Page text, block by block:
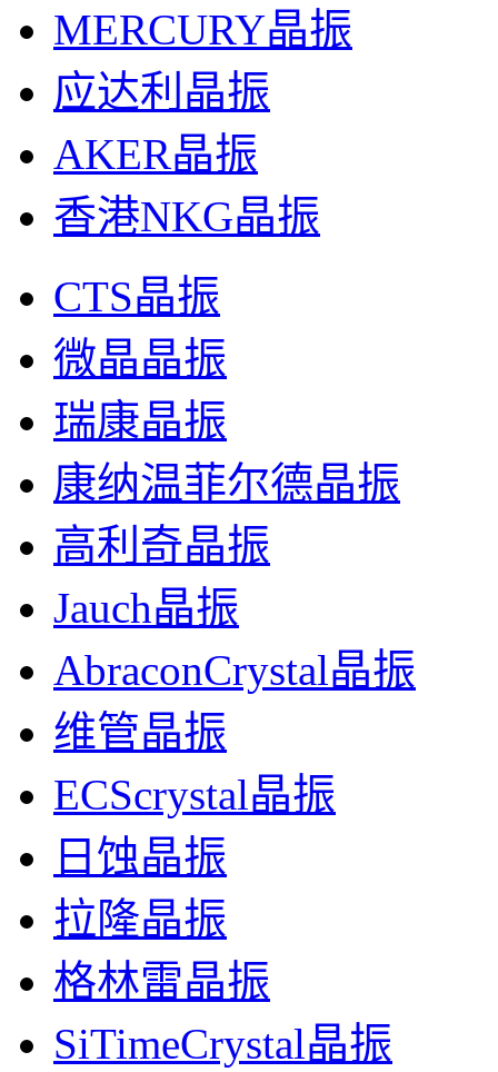
MERCURY晶振
应达利晶振
AKER晶振
香港NKG晶振
CTS晶振
微晶晶振
瑞康晶振
康纳温菲尔德晶振
高利奇晶振
Jauch晶振
AbraconCrystal晶振
维管晶振
ECScrystal晶振
日蚀晶振
拉隆晶振
格林雷晶振
SiTimeCrystal晶振